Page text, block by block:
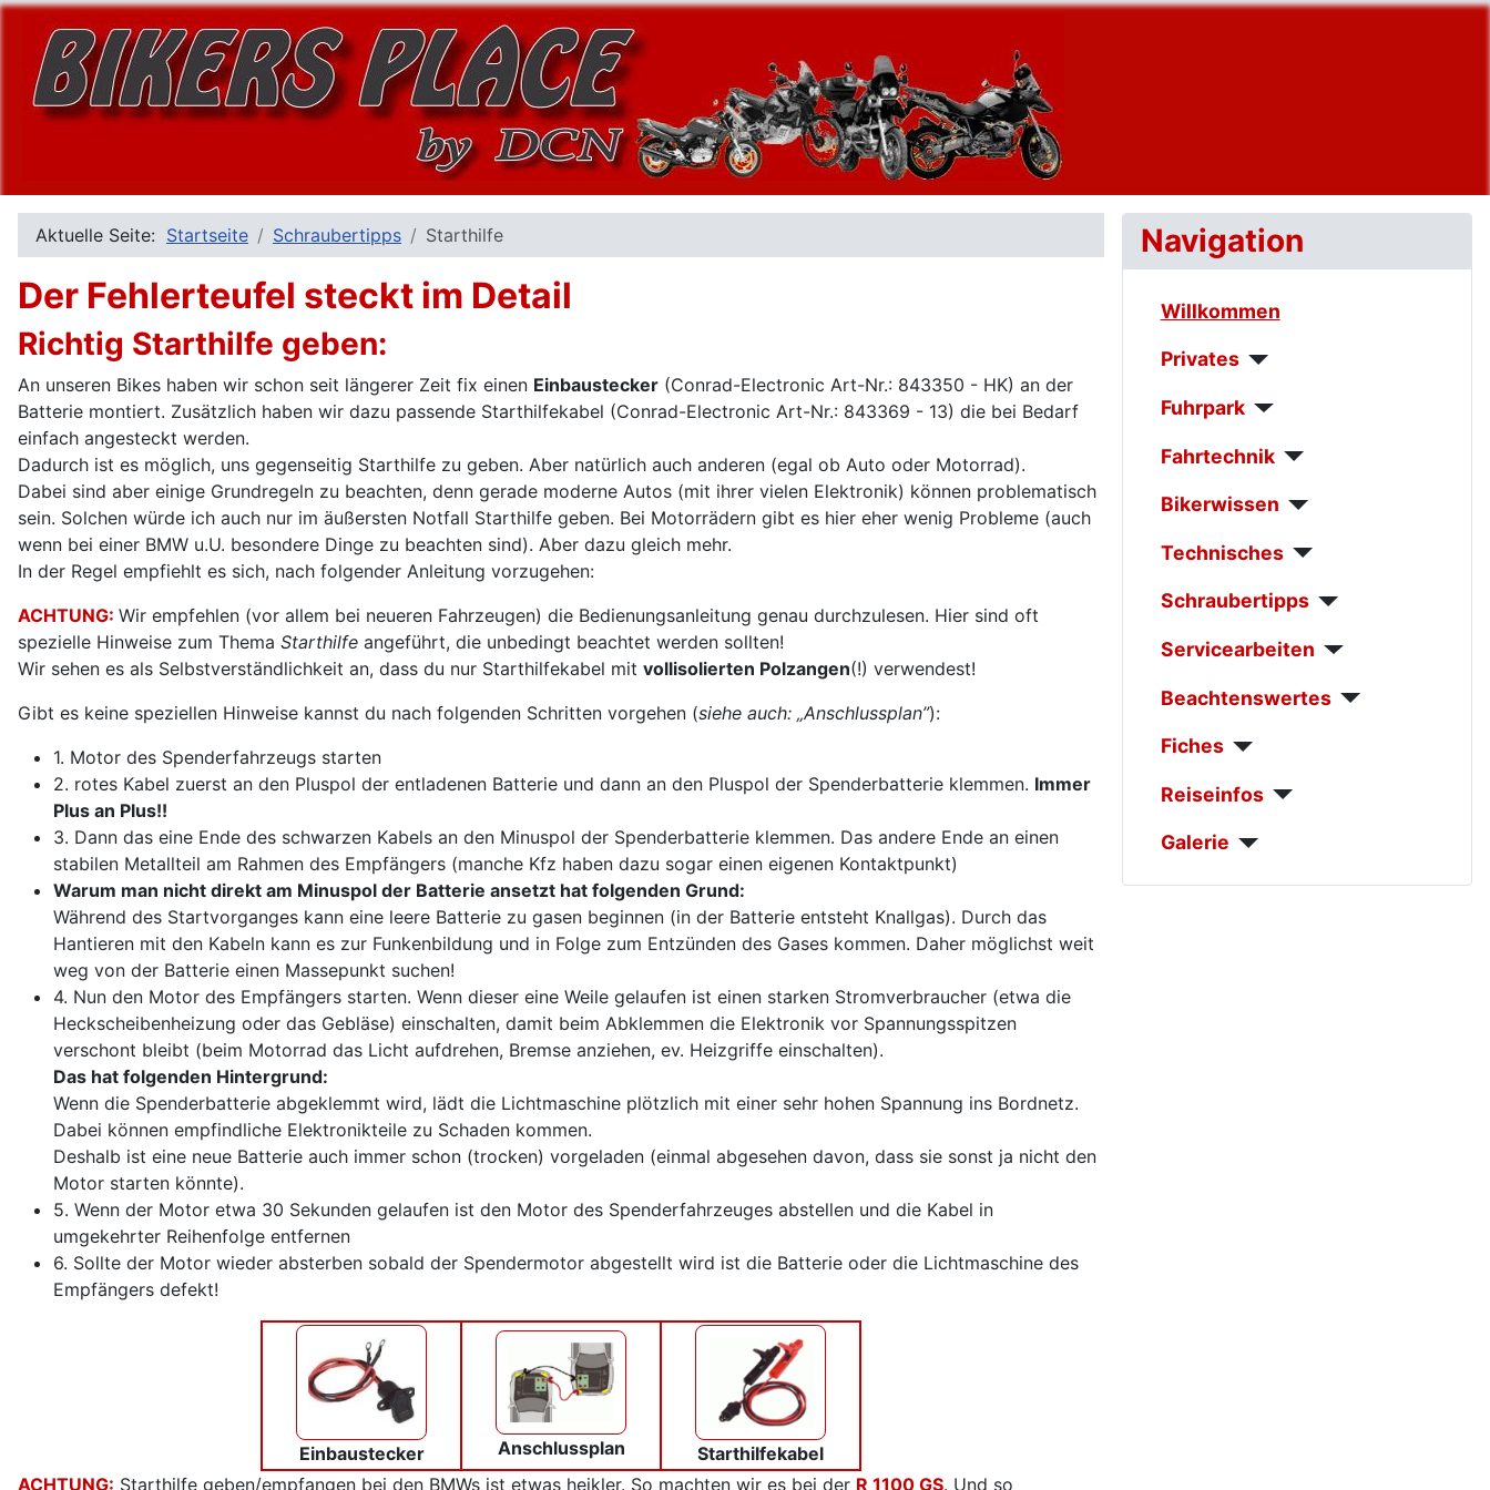
Aktuelle Seite: Startseite Schraubertipps Starthilfe
Der Fehlerteufel steckt im Detail
Richtig Starthilfe geben:
An unseren Bikes haben wir schon seit längerer Zeit fix einen Einbaustecker (Conrad-Electronic Art-Nr.: 843350 - HK) an der
Batterie montiert. Zusätzlich haben wir dazu passende Starthilfekabel (Conrad-Electronic Art-Nr.: 843369 - 13) die bei Bedarf
einfach angesteckt werden.
Dadurch ist es möglich, uns gegenseitig Starthilfe zu geben. Aber natürlich auch anderen (egal ob Auto oder Motorrad).
Dabei sind aber einige Grundregeln zu beachten, denn gerade moderne Autos (mit ihrer vielen Elektronik) können problematisch
sein. Solchen würde ich auch nur im äußersten Notfall Starthilfe geben. Bei Motorrädern gibt es hier eher wenig Probleme (auch
wenn bei einer BMW u.U. besondere Dinge zu beachten sind). Aber dazu gleich mehr.
In der Regel empfiehlt es sich, nach folgender Anleitung vorzugehen:
ACHTUNG: Wir empfehlen (vor allem bei neueren Fahrzeugen) die Bedienungsanleitung genau durchzulesen. Hier sind oft
spezielle Hinweise zum Thema Starthilfe angeführt, die unbedingt beachtet werden sollten!
Wir sehen es als Selbstverständlichkeit an, dass du nur Starthilfekabel mit vollisolierten Polzangen(!) verwendest!
Gibt es keine speziellen Hinweise kannst du nach folgenden Schritten vorgehen (siehe auch: „Anschlussplan”):
1. Motor des Spenderfahrzeugs starten
2. rotes Kabel zuerst an den Pluspol der entladenen Batterie und dann an den Pluspol der Spenderbatterie klemmen. Immer
Plus an Plus!!
3. Dann das eine Ende des schwarzen Kabels an den Minuspol der Spenderbatterie klemmen. Das andere Ende an einen
stabilen Metallteil am Rahmen des Empfängers (manche Kfz haben dazu sogar einen eigenen Kontaktpunkt)
Warum man nicht direkt am Minuspol der Batterie ansetzt hat folgenden Grund:
Während des Startvorganges kann eine leere Batterie zu gasen beginnen (in der Batterie entsteht Knallgas). Durch das
Hantieren mit den Kabeln kann es zur Funkenbildung und in Folge zum Entzünden des Gases kommen. Daher möglichst weit
weg von der Batterie einen Massepunkt suchen!
4. Nun den Motor des Empfängers starten. Wenn dieser eine Weile gelaufen ist einen starken Stromverbraucher (etwa die
Heckscheibenheizung oder das Gebläse) einschalten, damit beim Abklemmen die Elektronik vor Spannungsspitzen
verschont bleibt (beim Motorrad das Licht aufdrehen, Bremse anziehen, ev. Heizgriffe einschalten).
Das hat folgenden Hintergrund:
Wenn die Spenderbatterie abgeklemmt wird, lädt die Lichtmaschine plötzlich mit einer sehr hohen Spannung ins Bordnetz.
Dabei können empfindliche Elektronikteile zu Schaden kommen.
Deshalb ist eine neue Batterie auch immer schon (trocken) vorgeladen (einmal abgesehen davon, dass sie sonst ja nicht den
Motor starten könnte).
5. Wenn der Motor etwa 30 Sekunden gelaufen ist den Motor des Spenderfahrzeuges abstellen und die Kabel in
umgekehrter Reihenfolge entfernen
6. Sollte der Motor wieder absterben sobald der Spendermotor abgestellt wird ist die Batterie oder die Lichtmaschine des
Empfängers defekt!
Einbaustecker Anschlussplan
Starthilfekabel
ACHTUNG: Starthilfe geben/empfangen bei den BMWs ist etwas heikler. So machten wir es bei der R 1100 GS. Und so
Navigation
Willkommen
Privates
Fuhrpark
Fahrtechnik
Bikerwissen
Technisches
Schraubertipps
Servicearbeiten
Beachtenswertes
Fiches
Reiseinfos
Galerie